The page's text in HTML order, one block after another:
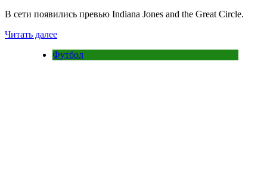
В сети появились превью Indiana Jones and the Great Circle.
Читать далее
Футбол